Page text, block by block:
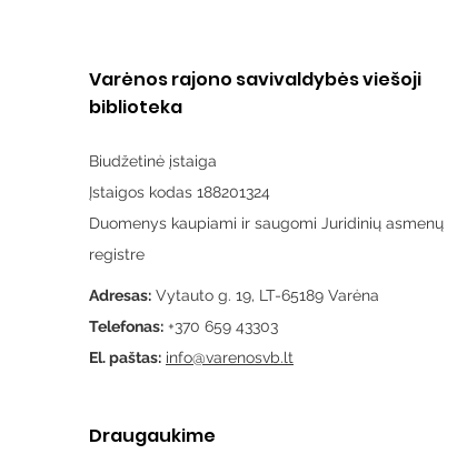
Varėnos rajono savivaldybės viešoji
biblioteka
Biudžetinė įstaiga
Įstaigos kodas 188201324
Duomenys kaupiami ir saugomi Juridinių asmenų
registre
Adresas: Vytauto g. 19, LT-65189 Varėna
Telefonas: +370 659 43303
El. paštas: info@varenosvb.lt
Draugaukime